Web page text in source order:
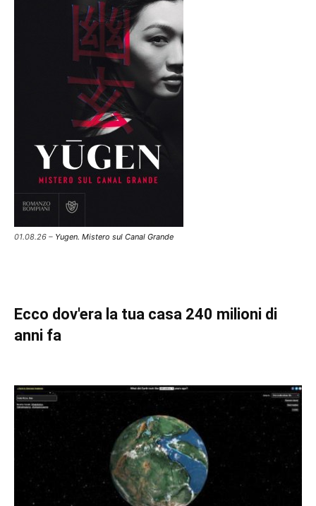
01.08.26 – Yugen. Mistero sul Canal Grande
Ecco dov'era la tua casa 240 milioni di
anni fa